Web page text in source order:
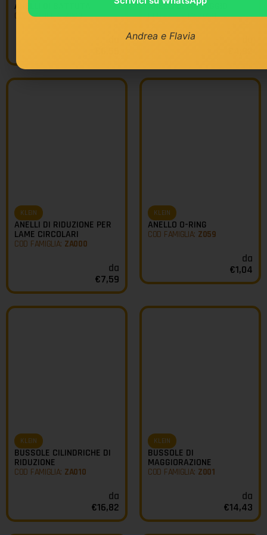
ANELLI DI BATTUTA
COD FAMIGLIA:Z003
ANELLI DI FISSAGGIO
COD FAMIGLIA:Z058
KLEIN
ANELLI DI RIDUZIONE PER
LAME CIRCOLARI
COD FAMIGLIA: ZA000
da
€7,59
KLEIN
ANELLO O-RING
COD FAMIGLIA: Z059
da
€1,04
KLEIN
BUSSOLE CILINDRICHE DI
RIDUZIONE
COD FAMIGLIA: ZA010
da
€16,82
KLEIN
BUSSOLE DI
MAGGIORAZIONE
COD FAMIGLIA: Z001
da
€14,43
Andrea e Flavia